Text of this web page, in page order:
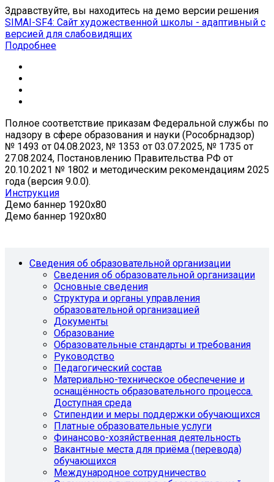
Здравствуйте, вы находитесь на демо версии решения
SIMAI-SF4: Сайт художественной школы - адаптивный с
версией для слабовидящих
Подробнее
Полное соответствие приказам Федеральной службы по
надзору в сфере образования и науки (Рособрнадзор)
№ 1493 от 04.08.2023, № 1353 от 03.07.2025, № 1735 от
27.08.2024, Постановлению Правительства РФ от
20.10.2021 № 1802 и методическим рекомендациям 2025
года (версия 9.0.0).
Инструкция
Демо баннер 1920x80
Демо баннер 1920x80
Сведения об образовательной организации
Сведения об образовательной организации
Основные сведения
Структура и органы управления
образовательной организацией
Документы
Образование
Образовательные стандарты и требования
Руководство
Педагогический состав
Материально-техническое обеспечение и
оснащённость образовательного процесса.
Доступная среда
Стипендии и меры поддержки обучающихся
Платные образовательные услуги
Финансово-хозяйственная деятельность
Вакантные места для приёма (перевода)
обучающихся
Международное сотрудничество